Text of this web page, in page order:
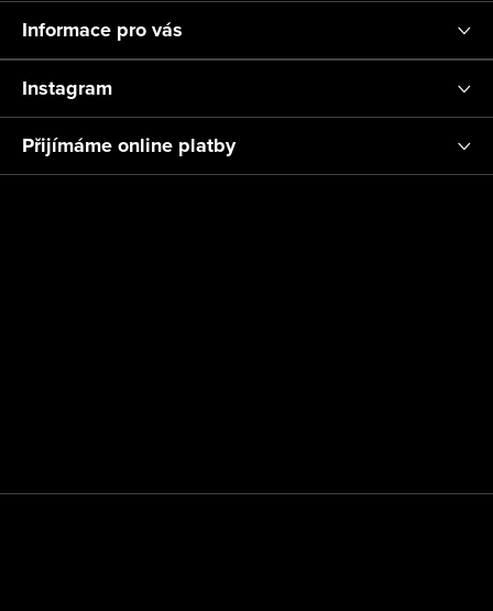
Informace pro vás
Instagram
Přijímáme online platby